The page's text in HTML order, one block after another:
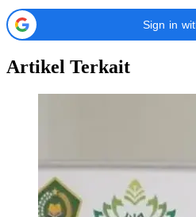
Sign in
Artikel Terkait